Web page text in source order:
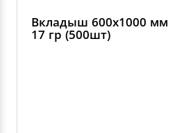
Вкладыш 600х1000 мм
17 гр (500шт)